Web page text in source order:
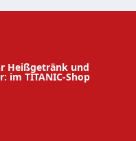
Heißgetränk und
im TITANIC-Shop